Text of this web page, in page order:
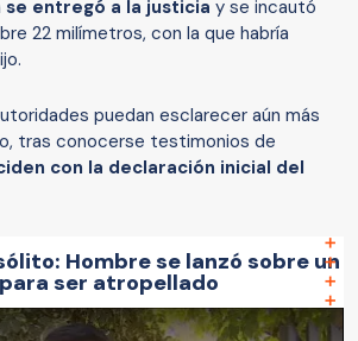
se entregó a la justicia y se incautó
22 milímetros, con la que habría
puedan esclarecer aún más
tras conocerse testimonios de
con la declaración inicial del
Hombre se lanzó sobre un
ser atropellado